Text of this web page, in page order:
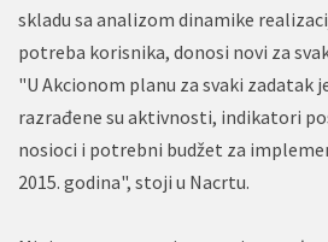
skladu sa analizom dinamike
potreba korisnika, donosi novi za
"U Akcionom planu za svaki zadatak
razrađene su aktivnosti, indikatori
nosioci i potrebni budžet za
2015. godina", stoji u Nacrtu.